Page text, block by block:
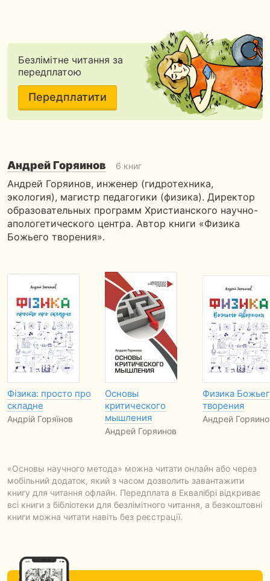
Безлімітне читання за
передплатою
Передплатити
Андрей Горяинов 6 книг
Андрей Горяинов, инженер (гидротехника,
экология), магистр педагогики (физика). Директор
образовательных программ Христианского научно-
апологетического центра. Автор книги «Физика
Божьего творения».
Фізика: просто про
складне
Андрій Горяїнов
Основы
критического
мышления
Андрей Горяинов
Физика
творения
Андрей
«Основы научного метода» можна читати онлайн або через
мобільний додаток, який з часом дозволить завантажити
книгу для читання офлайн. Передплата в Еквалібрі відкриває
всі книги з бібліотеки для безлімітного читання, а безкоштовні
книги можна читати навіть без реєстрації.